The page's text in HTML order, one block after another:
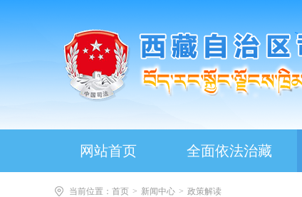
网站首页 全面依法治藏
当前位置： 首页 > 新闻中心 > 政策解读